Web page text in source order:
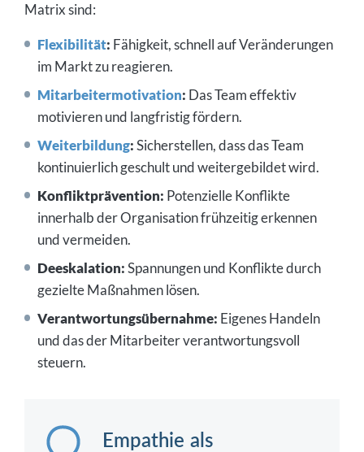
Matrix sind:
Flexibilität: Fähigkeit, schnell auf Veränderungen
im Markt zu reagieren.
Mitarbeitermotivation: Das Team effektiv
motivieren und langfristig fördern.
Weiterbildung:Sicherstellen, dass das Team
kontinuierlich geschult und weitergebildet wird.
Konfliktprävention: Potenzielle Konflikte
innerhalb der Organisation frühzeitig erkennen
und vermeiden.
Deeskalation:Spannungen und Konflikte durch
gezielte Maßnahmen lösen.
Verantwortungsübernahme: Eigenes Handeln
und das der Mitarbeiter verantwortungsvoll
steuern.
Empathie als